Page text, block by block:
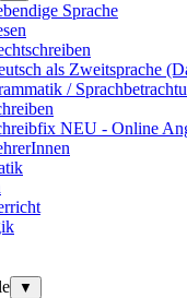
Sprache
als Zweitsprache
/
NEU - Online
▼